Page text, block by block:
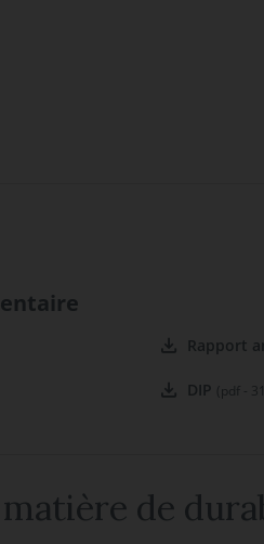
Rapport
DIP (pdf -
de